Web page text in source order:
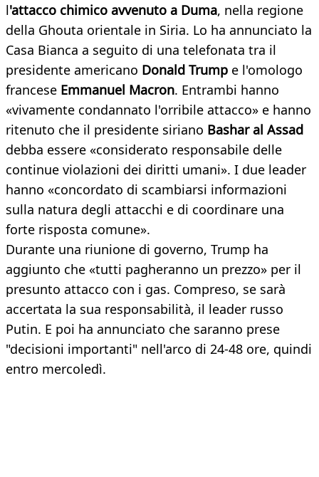
l'attacco chimico avvenuto a Duma, nella regione
della Ghouta orientale in Siria. Lo ha annunciato la
Casa Bianca a seguito di una telefonata tra il
presidente americano Donald Trump e l'omologo
francese Emmanuel Macron. Entrambi hanno
«vivamente condannato l'orribile attacco» e hanno
ritenuto che il presidente siriano Bashar al Assad
debba essere «considerato responsabile delle
continue violazioni dei diritti umani». I due leader
hanno «concordato di scambiarsi informazioni
sulla natura degli attacchi e di coordinare una
forte risposta comune».
Durante una riunione di governo, Trump ha
aggiunto che «tutti pagheranno un prezzo» per il
presunto attacco con i gas. Compreso, se sarà
accertata la sua responsabilità, il leader russo
Putin. E poi ha annunciato che saranno prese
"decisioni importanti" nell'arco di 24-48 ore, quindi
entro mercoledì.